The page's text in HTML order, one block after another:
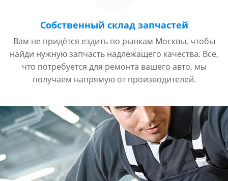
Собственный склад запчастей
Вам не придётся ездить по рынкам Москвы, чтобы
найди нужную запчасть надлежащего качества. Все,
что потребуется для ремонта вашего авто, мы
получаем напрямую от производителей.